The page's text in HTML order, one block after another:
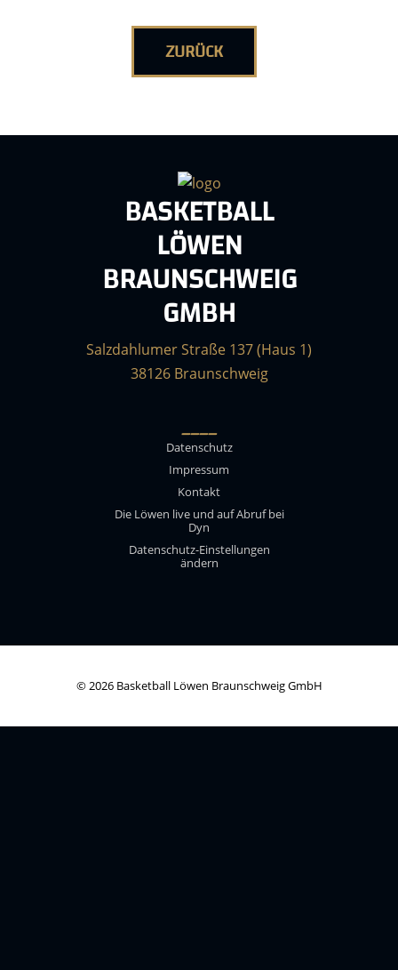
ZURÜCK
BASKETBALL
LÖWEN
BRAUNSCHWEIG
GMBH
Salzdahlumer Straße 137 (Haus 1)
38126 Braunschweig
____
Datenschutz
Impressum
Kontakt
Die Löwen live und auf Abruf bei
Dyn
Datenschutz-Einstellungen
ändern
© 2026 Basketball Löwen Braunschweig GmbH